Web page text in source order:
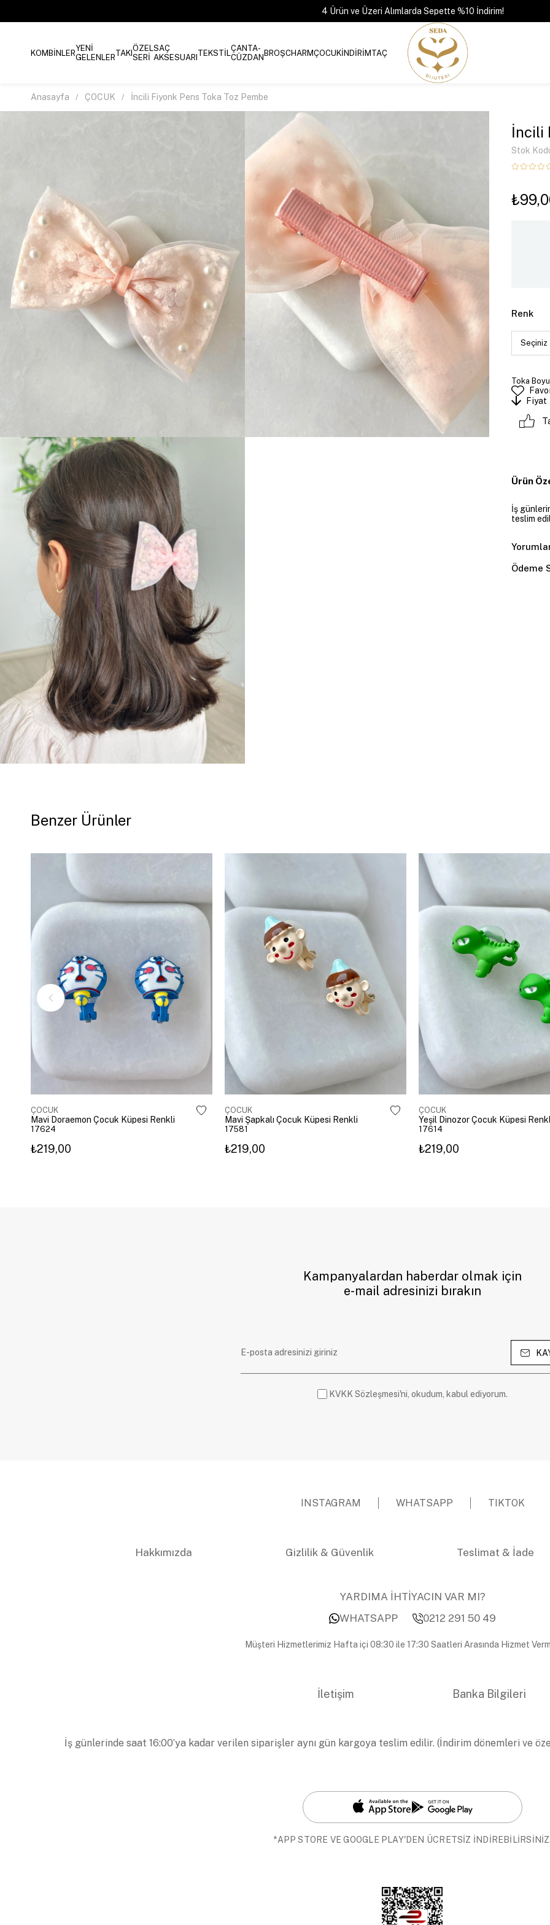
4 Ürün ve Üzeri Alımlarda Sepette %10 İndirim!
KOMBİNLERYENİ
GELENLERTAKIÖZEL
SERİ
SAÇ
AKSESUARI TEKSTİLÇANTA-
CÜZDANBROŞCHARMÇOCUKİNDİRİMTAÇ
Anasayfa ÇOCUK İncili Fiyonk Pens Toka Toz Pembe
İncili
Stok
Renk
Toka
Fiyat
Ürün
İş
teslim
Ödeme
Benzer Ürünler
ÇOCUK
Mavi Doraemon Çocuk Küpesi Renkli
17624
₺219,00
ÇOCUK
Mavi Şapkalı Çocuk Küpesi Renkli
17581
₺219,00
ÇOCUK
Yeşil Dinozor Çocuk Küpesi
17614
₺219,00
Kampanyalardan haberdar olmak için
e-mail adresinizi bırakın
KVKK Sözleşmesi'ni, okudum, kabul ediyorum.
INSTAGRAM WHATSAPP TIKTOK
Hakkımızda Gizlilik & Güvenlik Teslimat & İade
YARDIMA İHTİYACIN VAR MI?
WHATSAPP
0212 291 50 49
Müşteri Hizmetlerimiz Hafta içi 08:30 ile 17:30 Saatleri Arasında Hizmet
İletişim Banka Bilgileri
İş günlerinde saat 16:00’ya kadar verilen siparişler aynı gün kargoya teslim edilir. (İndirim dönemleri ve
*APP STORE VE GOOGLE PLAY'DEN ÜCRETSİZ İNDİREBİLİRSİNİZ.